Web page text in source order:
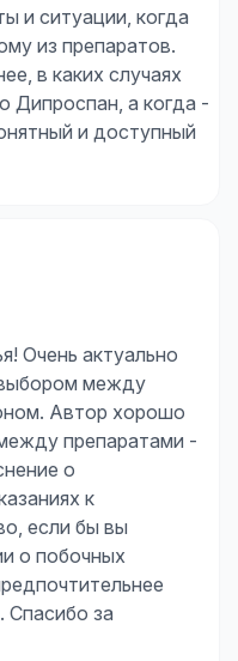
и ситуации, когда
из препаратов.
в каких случаях
Дипроспан, а когда -
и доступный
Очень актуально
выбором между
Автор хорошо
препаратами -
о
к
если бы вы
о побочных
Спасибо за